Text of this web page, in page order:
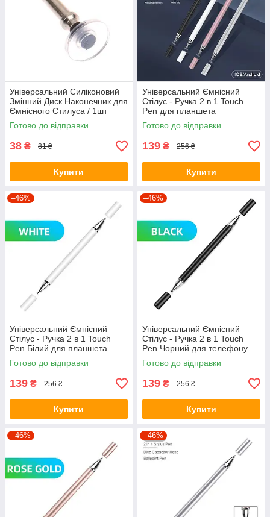
Універсальний Силіконовий
Змінний Диск Наконечник для
Ємнісного Стилуса / 1шт
Готово до відправки
38 ₴ 81 ₴
Купити
Універсальний Ємнісний
Стілус - Ручка 2 в 1 Touch
Pen для планшета
сенсорного екрану
Готово до відправки
139 ₴ 256 ₴
Купити
–46%
Універсальний Ємнісний
Стілус - Ручка 2 в 1 Touch
Pen Білий для планшета
сенсорного екрану
Готово до відправки
139 ₴ 256 ₴
Купити
–46%
Універсальний Ємнісний
Стілус - Ручка 2 в 1 Touch
Pen Чорний для телефону
сенсорного екрана
Готово до відправки
139 ₴ 256 ₴
Купити
–46% –46%